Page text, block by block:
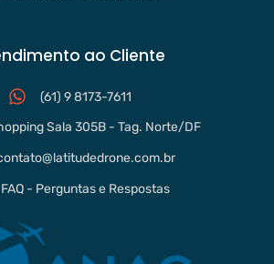
ao Cliente
(61) 9 8173-7611
Sala 305B - Tag. Norte/DF
FAQ - Perguntas e Respostas